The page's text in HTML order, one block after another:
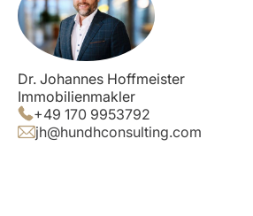
Dr. Johannes Hoffmeister
Immobilienmakler
+49 170 9953792
jh@hundhconsulting.com